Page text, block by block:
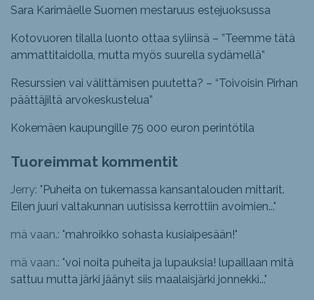
Sara Karimäelle Suomen mestaruus estejuoksussa
Kotovuoren tilalla luonto ottaa syliinsä – ”Teemme tätä
ammattitaidolla, mutta myös suurella sydämellä”
Resurssien vai välittämisen puutetta? – “Toivoisin Pirhan
päättäjiltä arvokeskustelua”
Kokemäen kaupungille 75 000 euron perintötila
Tuoreimmat kommentit
Jerry: "Puheita on tukemassa kansantalouden mittarit.
Eilen juuri valtakunnan uutisissa kerrottiin avoimien..."
mä vaan.: "mahroikko sohasta kusiaipesään!"
mä vaan.: "voi noita puheita ja lupauksia! lupaillaan mitä
sattuu mutta järki jäänyt siis maalaisjärki jonnekki..."